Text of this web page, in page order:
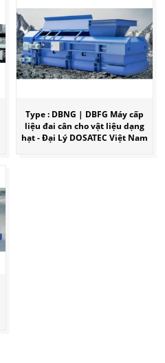
Type : DBNG | DBFG Máy cấp
liệu đai cân cho vật liệu dạng
hạt - Đại Lý DOSATEC Việt Nam